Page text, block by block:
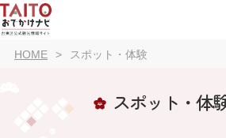
HOME スポット・体験
スポット・体